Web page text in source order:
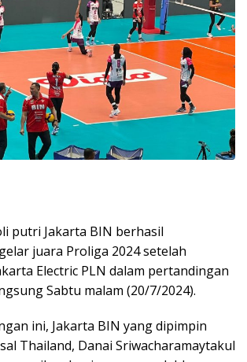
putri Jakarta BIN berhasil
juara Proliga 2024 setelah
Electric PLN dalam pertandingan
Sabtu malam (20/7/2024).
ini, Jakarta BIN yang dipimpin
Thailand, Danai Sriwacharamaytakul